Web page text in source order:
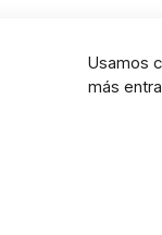
Usamos
más